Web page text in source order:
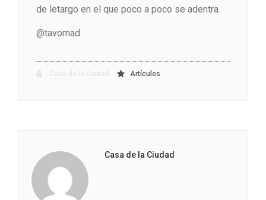
de letargo en el que poco a poco se adentra.
@tavomad
Artículos
Casa de la Ciudad